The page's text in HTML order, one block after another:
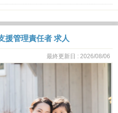
援管理責任者 求人
最終更新日 : 2026/08/06